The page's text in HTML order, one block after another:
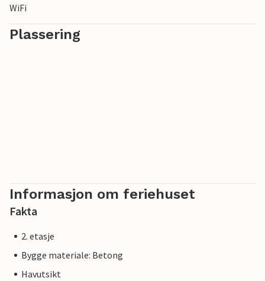
WiFi
Plassering
Informasjon om feriehuset
Fakta
2. etasje
Bygge materiale: Betong
Havutsikt